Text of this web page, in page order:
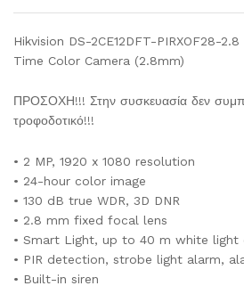
Hikvision DS-2CE12DFT-PIRXOF28-
Time Color Camera (2.8mm)
ΠΡΟΣΟΧΗ!!! Στην συσκευασία δεν
τροφοδοτικό!!!
• 2 MP, 1920 x 1080 resolution
• 24-hour color image
• 130 dB true WDR, 3D DNR
• 2.8 mm fixed focal lens
• Smart Light, up to 40 m white light
• PIR detection, strobe light alarm,
• Built-in siren